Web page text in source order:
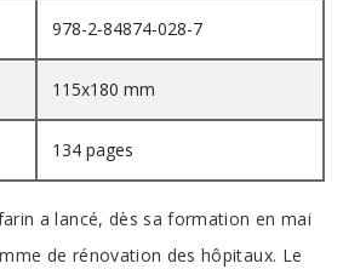
978-2-84874-028-7
115x180 mm
134 pages
a lancé, dès sa formation en mai
de rénovation des hôpitaux. Le